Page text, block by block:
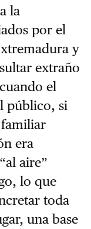
la
por el
y
extraño
el
público, si
familiar
era
aire”
lo que
toda
una base